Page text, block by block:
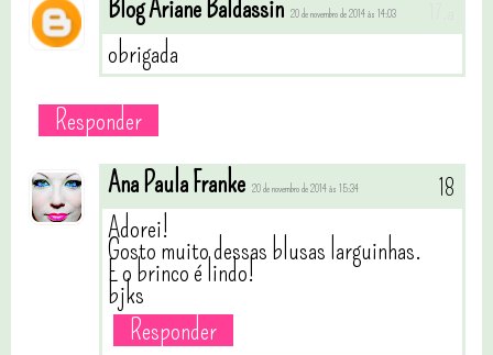
Blog Ariane Baldassin 20 de novembro de 2014 às 14:03
obrigada
Responder
Ana Paula Franke 20 de novembro de 2014 às 15:34
Adorei!
Gosto muito dessas blusas larguinhas.
E o brinco é lindo!
bjks
Responder